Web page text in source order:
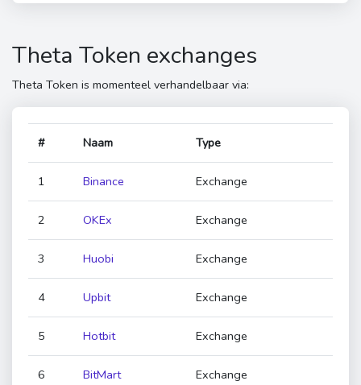
Theta Token exchanges
Theta Token is momenteel verhandelbaar via:
# Naam Type
1 Binance Exchange
2 OKEx Exchange
3 Huobi Exchange
4 Upbit Exchange
5 Hotbit Exchange
6 BitMart Exchange